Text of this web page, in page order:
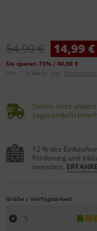
54,99 € 14,99 €
Sie sparen 73% / 40,00 €
inkl. 7 % MwSt. zzgl.
Sofern nicht
Lagerartikeln
12 % des
Förderung und
investiert.
Größe / Verfügbarkeit
S